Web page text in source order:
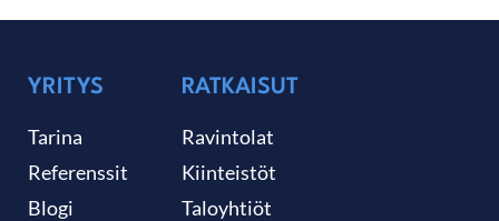
YRITYS
Tarina
Referenssit
Blogi
RATKAISUT
Ravintolat
Kiinteistöt
Taloyhtiöt